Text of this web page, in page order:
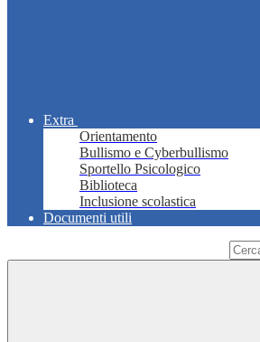
Extra
Orientamento
Bullismo e Cyberbullismo
Sportello Psicologico
Biblioteca
Inclusione scolastica
Documenti utili